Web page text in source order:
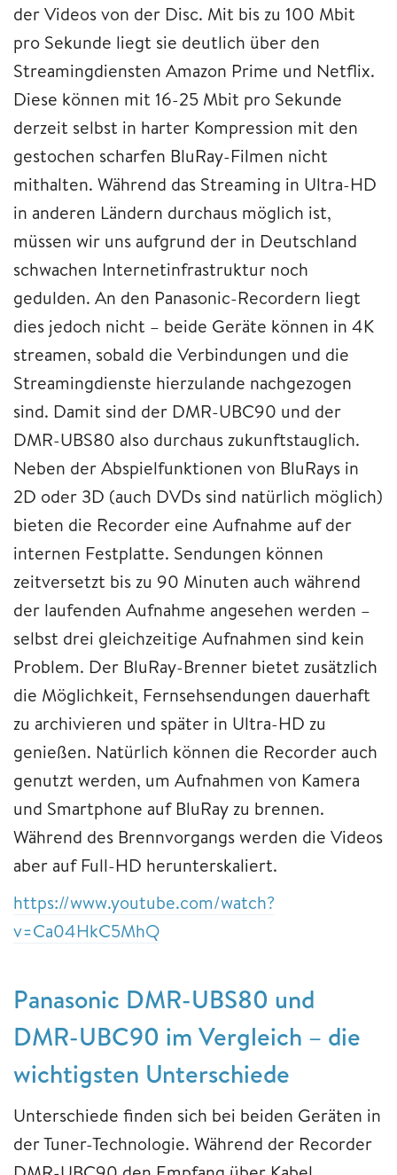
der Videos von der Disc. Mit bis zu 100 Mbit
pro Sekunde liegt sie deutlich über den
Streamingdiensten Amazon Prime und Netflix.
Diese können mit 16-25 Mbit pro Sekunde
derzeit selbst in harter Kompression mit den
gestochen scharfen BluRay-Filmen nicht
mithalten. Während das Streaming in Ultra-HD
in anderen Ländern durchaus möglich ist,
müssen wir uns aufgrund der in Deutschland
schwachen Internetinfrastruktur noch
gedulden. An den Panasonic-Recordern liegt
dies jedoch nicht – beide Geräte können in 4K
streamen, sobald die Verbindungen und die
Streamingdienste hierzulande nachgezogen
sind. Damit sind der DMR-UBC90 und der
DMR-UBS80 also durchaus zukunftstauglich.
Neben der Abspielfunktionen von BluRays in
2D oder 3D (auch DVDs sind natürlich möglich)
bieten die Recorder eine Aufnahme auf der
internen Festplatte. Sendungen können
zeitversetzt bis zu 90 Minuten auch während
der laufenden Aufnahme angesehen werden –
selbst drei gleichzeitige Aufnahmen sind kein
Problem. Der BluRay-Brenner bietet zusätzlich
die Möglichkeit, Fernsehsendungen dauerhaft
zu archivieren und später in Ultra-HD zu
genießen. Natürlich können die Recorder auch
genutzt werden, um Aufnahmen von Kamera
und Smartphone auf BluRay zu brennen.
Während des Brennvorgangs werden die Videos
aber auf Full-HD herunterskaliert.
https://www.youtube.com/watch?
v=Ca04HkC5MhQ
Panasonic DMR-UBS80 und
DMR-UBC90 im Vergleich – die
wichtigsten Unterschiede
Unterschiede finden sich bei beiden Geräten in
der Tuner-Technologie. Während der Recorder